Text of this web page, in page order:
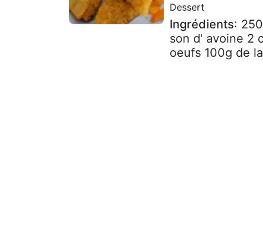
Dessert
Ingrédients:
son d' avoine 2
oeufs 100g de